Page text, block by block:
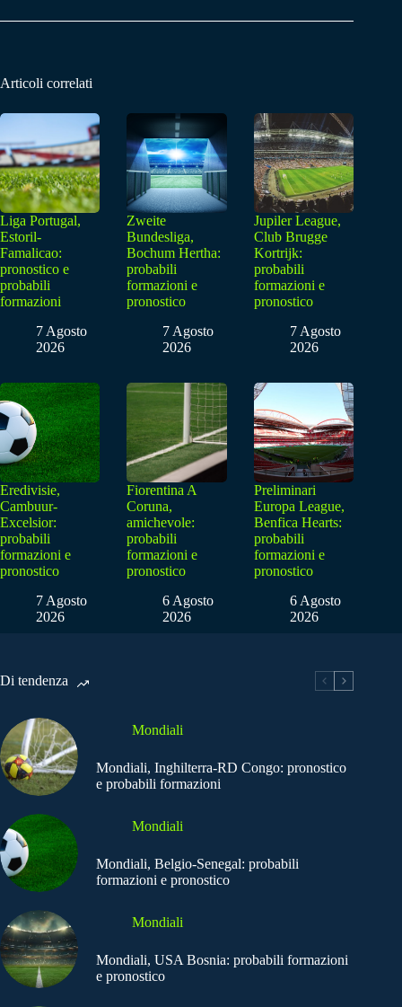
Articoli correlati
Liga Portugal,
Estoril-
Famalicao:
pronostico e
probabili
formazioni
7 Agosto
2026
Zweite
Bundesliga,
Bochum Hertha:
probabili
formazioni e
pronostico
7 Agosto
2026
Jupiler League,
Club Brugge
Kortrijk:
probabili
formazioni e
pronostico
7 Agosto
2026
Eredivisie,
Cambuur-
Excelsior:
probabili
formazioni e
pronostico
7 Agosto
2026
Fiorentina A
Coruna,
amichevole:
probabili
formazioni e
pronostico
6 Agosto
2026
Preliminari
Europa League,
Benfica Hearts:
probabili
formazioni e
pronostico
6 Agosto
2026
Di tendenza
Mondiali
Mondiali, Inghilterra-RD Congo: pronostico
e probabili formazioni
Mondiali
Mondiali, Belgio-Senegal: probabili
formazioni e pronostico
Mondiali
Mondiali, USA Bosnia: probabili formazioni
e pronostico